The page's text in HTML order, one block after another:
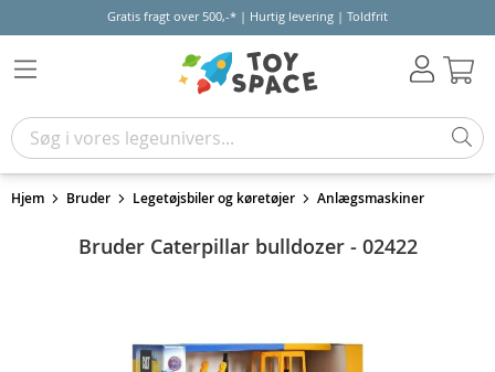
Gratis fragt over 500,-* | Hurtig levering | Toldfrit
Hjem Bruder Legetøjsbiler og køretøjer Anlægsmaskiner
Bruder Caterpillar bulldozer - 02422